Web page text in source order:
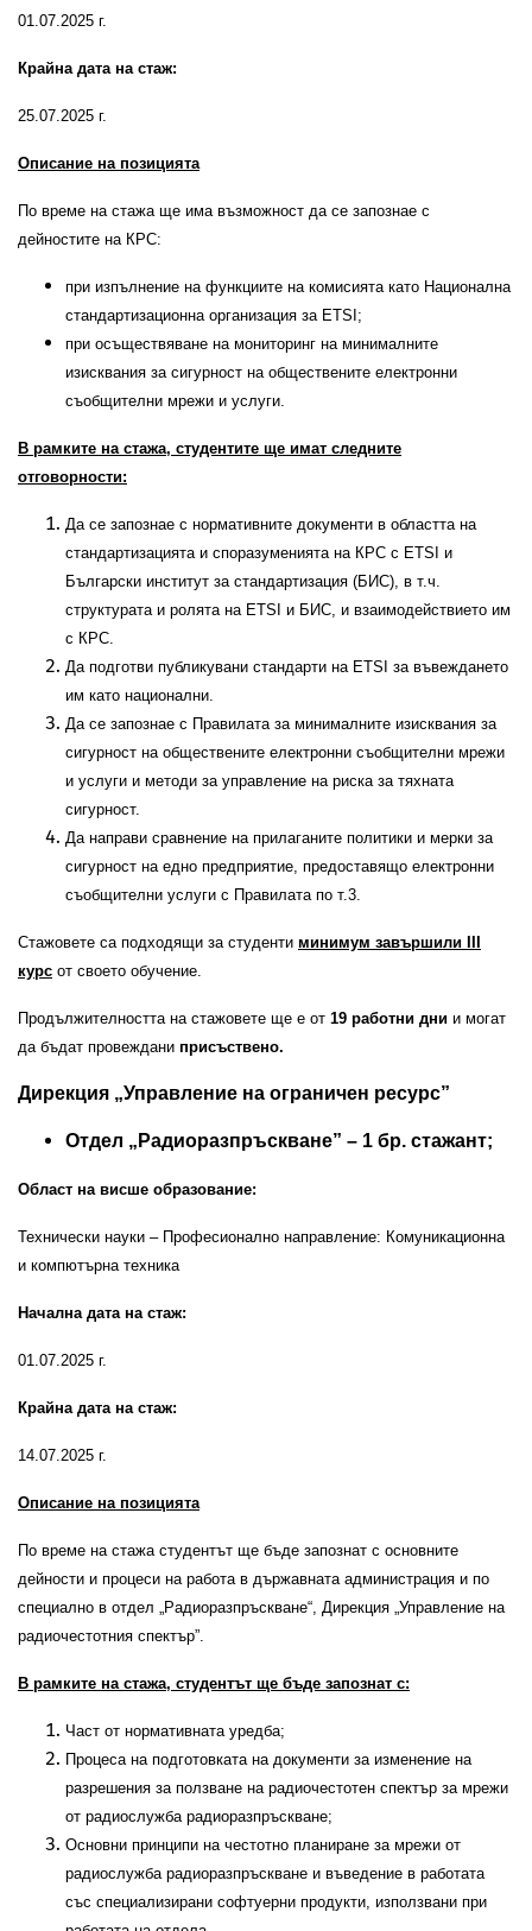
01.07.2025 г.
Крайна дата на стаж:
25.07.2025 г.
Описание на позицията
По време на стажа ще има възможност да се запознае с
дейностите на КРС:
при изпълнение на функциите на комисията като Национална
стандартизационна организация за ETSI;
при осъществяване на мониторинг на минималните
изисквания за сигурност на обществените електронни
съобщителни мрежи и услуги.
В рамките на стажа, студентите ще имат следните
отговорности:
Да се запознае с нормативните документи в областта на
стандартизацията и споразуменията на КРС с ETSI и
Български институт за стандартизация (БИС), в т.ч.
структурата и ролята на ETSI и БИС, и взаимодействието им
с КРС.
Да подготви публикувани стандарти на ETSI за въвеждането
им като национални.
Да се запознае с Правилата за минималните изисквания за
сигурност на обществените електронни съобщителни мрежи
и услуги и методи за управление на риска за тяхната
сигурност.
Да направи сравнение на прилаганите политики и мерки за
сигурност на едно предприятие, предоставящо електронни
съобщителни услуги с Правилата по т.3.
Стажовете са подходящи за студенти минимум завършили III
курс от своето обучение.
Продължителността на стажовете ще е от 19 работни дни и могат
да бъдат провеждани присъствено.
Дирекция „Управление на ограничен ресурс”
Отдел „Радиоразпръскване” – 1 бр. стажант;
Област на висше образование:
Технически науки – Професионално направление: Комуникационна
и компютърна техника
Начална дата на стаж:
01.07.2025 г.
Крайна дата на стаж:
14.07.2025 г.
Описание на позицията
По време на стажа студентът ще бъде запознат с основните
дейности и процеси на работа в държавната администрация и по
специално в отдел „Радиоразпръскване“, Дирекция „Управление на
радиочестотния спектър”.
В рамките на стажа, студентът ще бъде запознат с:
Част от нормативната уредба;
Процеса на подготовката на документи за изменение на
разрешения за ползване на радиочестотен спектър за мрежи
от радиослужба радиоразпръскване;
Основни принципи на честотно планиране за мрежи от
радиослужба радиоразпръскване и въведение в работата
със специализирани софтуерни продукти, използвани при